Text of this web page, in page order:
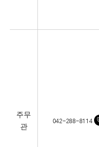
주무
관
042-288-8114